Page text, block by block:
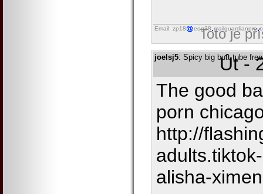
Email: zp18 eog38 mailguardianpro
Toto je
joelsj5: Spicy big butt tube
Út -
The good
porn
http://
alisha-